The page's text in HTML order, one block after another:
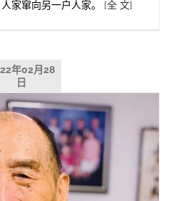
家窜向另一户人家。 [全 文]
年02月28
日